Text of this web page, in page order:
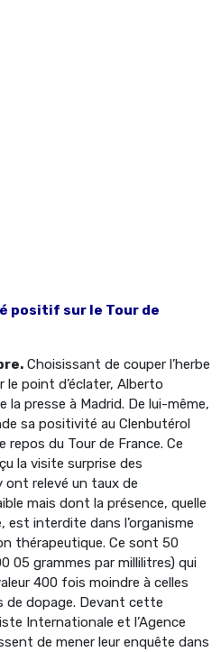
positif sur le Tour de
Choisissant de couper l’herbe
le point d’éclater, Alberto
presse à Madrid. De lui-même,
sa positivité au Clenbutérol
du Tour de France. Ce
la visite surprise des
ont relevé un taux de
mais dont la présence, quelle
est interdite dans l’organisme
thérapeutique. Ce sont 50
05 grammes par millilitres) qui
400 fois moindre à celles
de dopage. Devant cette
Internationale et l’Agence
de mener leur enquête dans